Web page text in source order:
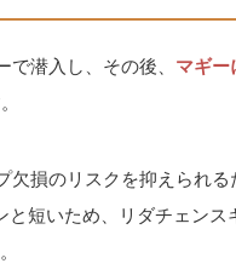
潜入し、その後、 マギー
欠損のリスクを抑えられ
と短いため、リダチェン